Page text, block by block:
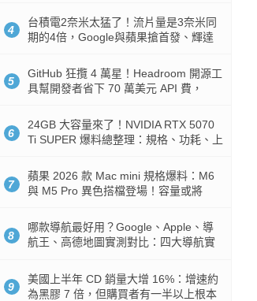
4
台積電2奈米太猛了！流片量是3奈米同
期的4倍，Google與蘋果搶首發、輝達
5
GitHub 狂攬 4 萬星！Headroom 開源工
具幫開發者省下 70 萬美元 API 費，
6
24GB 大容量來了！NVIDIA RTX 5070
Ti SUPER 爆料總整理：規格、功耗、上
7
蘋果 2026 款 Mac mini 規格爆料：M6
與 M5 Pro 異色搭檔登場！容量或將
8
哪款導航最好用？Google、Apple、導
航王、高德地圖實測對比：四大導航實
9
美國上半年 CD 銷量大增 16%：增速約
為黑膠 7 倍，但購買者有一半以上根本